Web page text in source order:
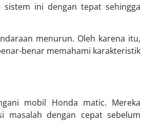
ini dengan tepat sehingga
menurun. Oleh karena itu,
benar memahami karakteristik
mobil Honda matic. Mereka
masalah dengan cepat sebelum